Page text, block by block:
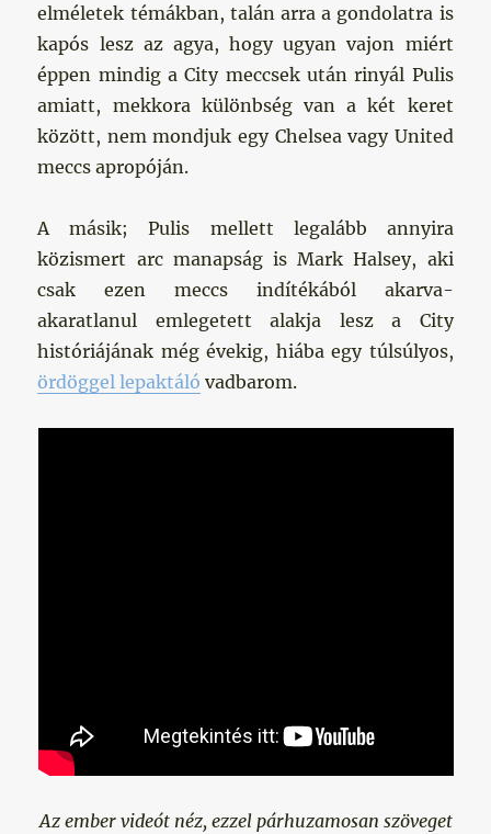
elméletek témákban, talán arra a gondolatra is
kapós lesz az agya, hogy ugyan vajon miért
éppen mindig a City meccsek után rinyál Pulis
amiatt, mekkora különbség van a két keret
között, nem mondjuk egy Chelsea vagy United
meccs apropóján.
A másik; Pulis mellett legalább annyira
közismert arc manapság is Mark Halsey, aki
csak ezen meccs indítékából akarva-
akaratlanul emlegetett alakja lesz a City
históriájának még évekig, hiába egy túlsúlyos,
ördöggel lepaktáló vadbarom.
Az ember videót néz, ezzel párhuzamosan szöveget